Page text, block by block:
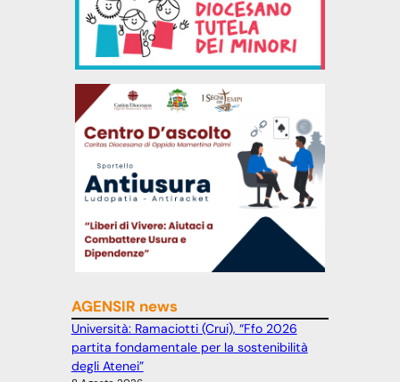
AGENSIR news
Università: Ramaciotti (Crui), “Ffo 2026
partita fondamentale per la sostenibilità
degli Atenei”